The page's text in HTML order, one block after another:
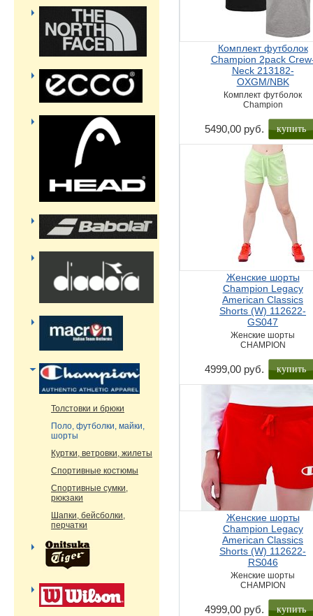
Комплект футболок
Champion 2pack
Neck 213182-
OXGM/NBK
Комплект футболок
Champion
5490,00 руб. купить
Женские шорты
Champion Legacy
American Classics
Shorts (W) 112622-
GS047
Женские шорты
CHAMPION
4999,00 руб. купить
Женские шорты
Champion Legacy
American Classics
Shorts (W) 112622-
RS046
Женские шорты
CHAMPION
4999,00 руб. купить
Толстовки и брюки
Поло, футболки, майки,
шорты
Куртки, ветровки, жилеты
Спортивные костюмы
Спортивные сумки,
рюкзаки
Шапки, бейсболки,
перчатки